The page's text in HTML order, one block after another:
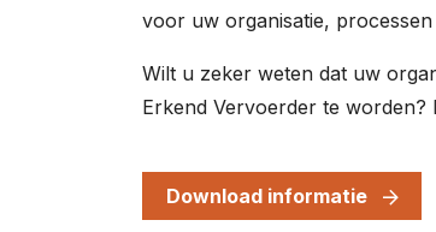
voor uw organisatie,
Wilt u zeker weten dat uw
Erkend Vervoerder te worden?
Download informatie